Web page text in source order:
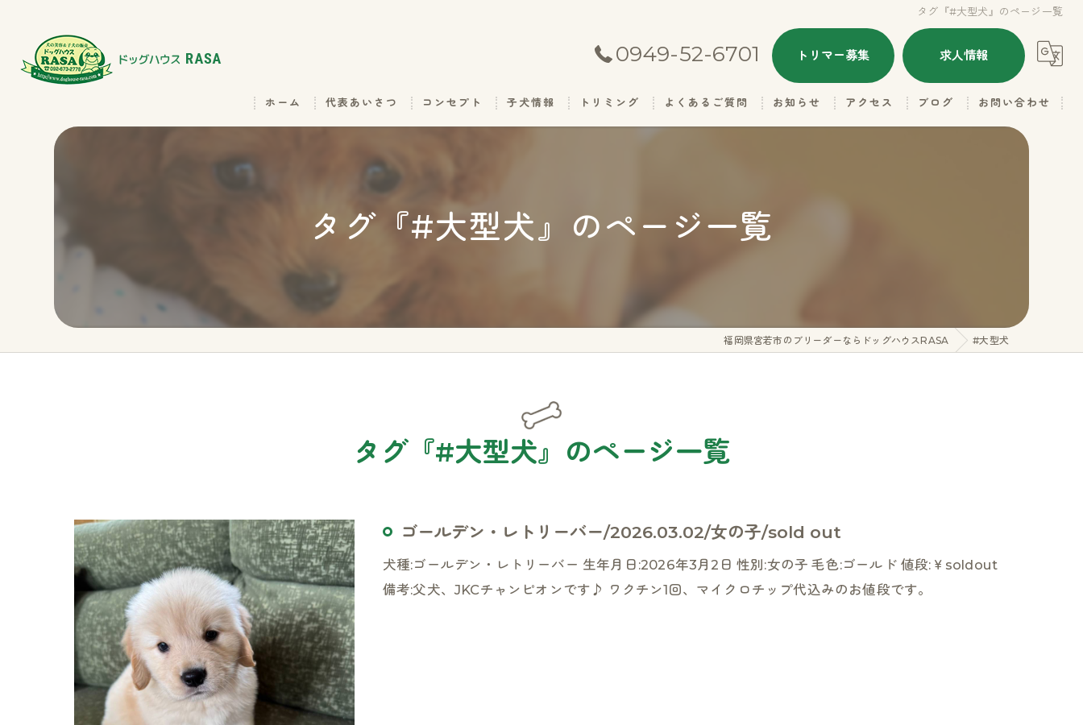
タグ『#大型犬』のページ一覧
0949-52-6701 トリマー募集 求人情報
ホーム 代表あいさつ コンセプト 子犬情報 トリミング よくあるご質問 お知らせ
ギャラリー（お母さん）
アクセス ブログ お問い合わせ
タグ『#大型犬』のページ一覧
福岡県宮若市のブリーダーならドッグハウスRASA #大型犬
タグ『#大型犬』のページ一覧
ゴールデン・レトリーバー/2026.03.02/女の子/sold out
犬種:ゴールデン・レトリーバー 生年月日:2026年3月2日 性別:女の子 毛色:ゴールド 値段:￥soldout
備考:父犬、JKCチャンピオンです♪ ワクチン1回、マイクロチップ代込みのお値段です。